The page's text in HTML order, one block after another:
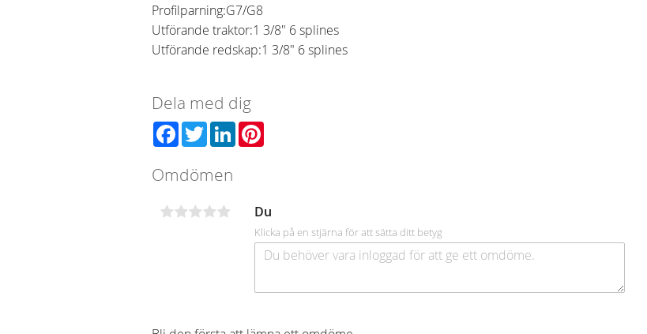
Profilparning:G7/G8
Utförande traktor:1 3/8" 6 splines
Utförande redskap:1 3/8" 6 splines
Dela med dig
Facebook
TwitterLinkedIn
Omdömen
Du
Klicka på en stjärna för att sätta ditt betyg